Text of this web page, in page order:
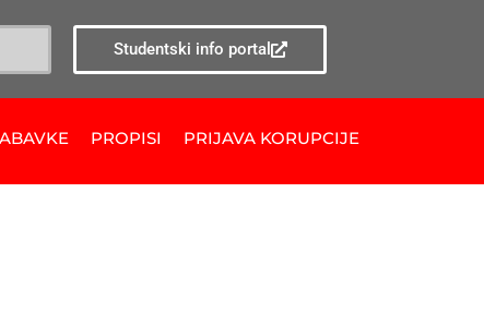
Studentski info portal
PROPISI PRIJAVA KORUPCIJE